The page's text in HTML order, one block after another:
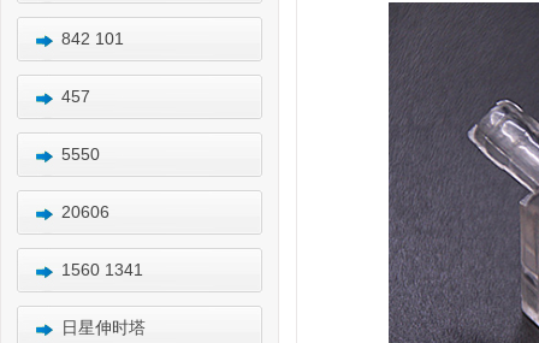
842 101
457
5550
20606
1560 1341
日星伸时塔